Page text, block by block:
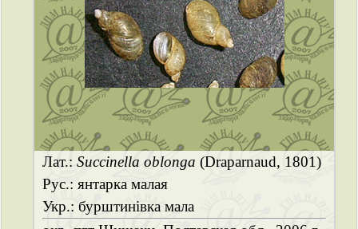
Лат.:Succinella oblonga (Draparnaud, 1801)
Рус.: янтарка малая
Укр.: бурштинівка мала